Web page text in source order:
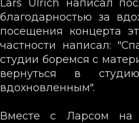
Lars Ulrich написал
благодарностью за
посещения концерта
частности написал:
студии боремся с
вернуться в
вдохновленным".
Вместе с Ларсом на